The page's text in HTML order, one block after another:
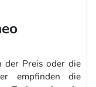
der Preis oder die
empfinden die